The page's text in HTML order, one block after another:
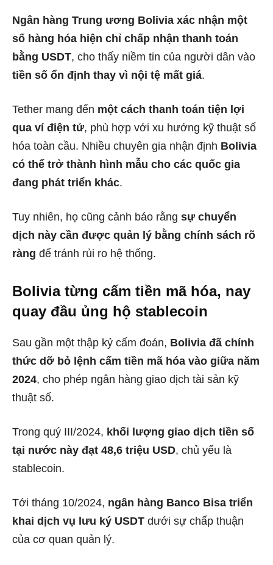
Ngân hàng Trung ương Bolivia xác nhận một
số hàng hóa hiện chỉ chấp nhận thanh toán
bằng USDT, cho thấy niềm tin của người dân vào
tiền số ổn định thay vì nội tệ mất giá.
Tether mang đến một cách thanh toán tiện lợi
qua ví điện tử, phù hợp với xu hướng kỹ thuật số
hóa toàn cầu. Nhiều chuyên gia nhận định Bolivia
có thể trở thành hình mẫu cho các quốc gia
đang phát triển khác.
Tuy nhiên, họ cũng cảnh báo rằng sự chuyển
dịch này cần được quản lý bằng chính sách rõ
ràng để tránh rủi ro hệ thống.
Bolivia từng cấm tiền mã hóa, nay
quay đầu ủng hộ stablecoin
Sau gần một thập kỷ cấm đoán, Bolivia đã chính
thức dỡ bỏ lệnh cấm tiền mã hóa vào giữa năm
2024, cho phép ngân hàng giao dịch tài sản kỹ
thuật số.
Trong quý III/2024, khối lượng giao dịch tiền số
tại nước này đạt 48,6 triệu USD, chủ yếu là
stablecoin.
Tới tháng 10/2024, ngân hàng Banco Bisa triển
khai dịch vụ lưu ký USDT dưới sự chấp thuận
của cơ quan quản lý.